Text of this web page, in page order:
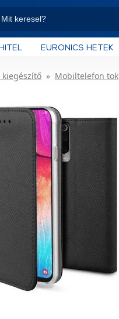
EURONICS HETEK
Mobiltelefon tok